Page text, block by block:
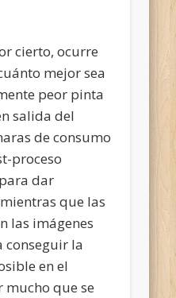
cierto, ocurre
mejor sea
peor pinta
salida del
de consumo
proceso
dar
que las
las imágenes
conseguir la
en el
que se